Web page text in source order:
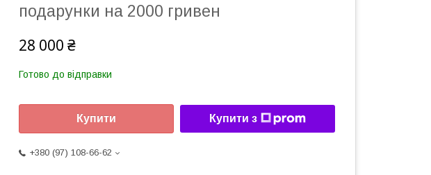
подарунки на 2000 гривен
28 000 ₴
Готово до відправки
Купити Купити з
+380 (97) 108-66-62